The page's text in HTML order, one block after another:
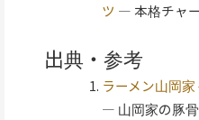
ツ — 本格チャ
出典・参考
ラーメン山岡家
— 山岡家の豚